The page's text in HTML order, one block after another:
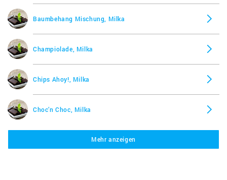
Baumbehang Mischung, Milka
Champiolade, Milka
Chips Ahoy!, Milka
Choc’n Choc, Milka
Mehr anzeigen